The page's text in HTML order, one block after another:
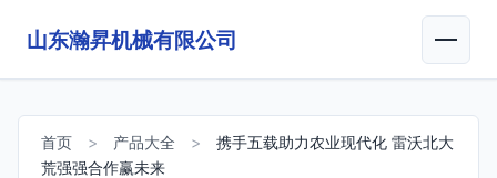
山东瀚昇机械有限公司
首页 > 产品大全 >
携手五载助力农业现代化 雷沃北大
荒强强合作赢未来